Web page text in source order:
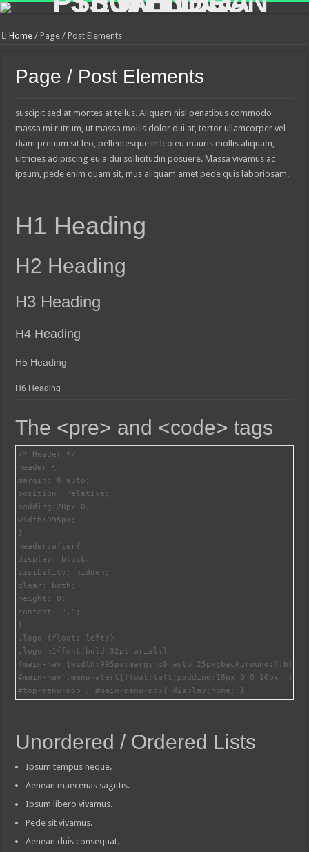
Home / Page / Post Elements
Page / Post Elements
suscipit sed at montes at tellus. Aliquam nisl penatibus commodo
massa mi rutrum, ut massa mollis dolor dui at, tortor ullamcorper vel
diam pretium sit leo, pellentesque in leo eu mauris mollis aliquam,
ultricies adipiscing eu a dui sollicitudin posuere. Massa vivamus ac
ipsum, pede enim quam sit, mus aliquam amet pede quis laboriosam.
H1 Heading
H2 Heading
H3 Heading
H4 Heading
H5 Heading
H6 Heading
The <pre> and <code> tags
/* Header */
header {
margin: 0 auto;
position: relative;
padding:20px 0;
width:995px;
}
header:after{
display: block;
visibility: hidden;
clear: both;
height: 0;
content: ".";
}
.logo {float: left;}
.logo h1{font:bold 32pt arial;}
#main-nav {width:995px;margin:0 auto
#main-nav .menu-alert{float:left;padding:18px 0 0 10px
#top-menu-mob , #main-menu-mob{ display:none; }
Unordered / Ordered Lists
Ipsum tempus neque.
Aenean maecenas sagittis.
Ipsum libero vivamus.
Pede sit vivamus.
Aenean duis consequat.